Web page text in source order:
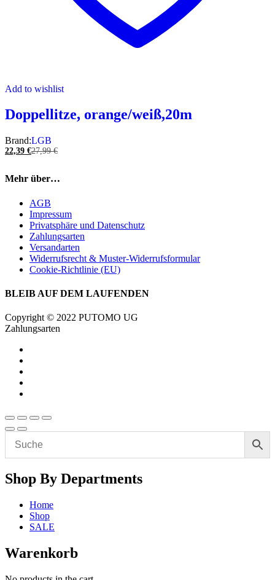
Add to wishlist
Doppellitze, orange/weiß,20m
Brand:LGB
22,39 €27,99€
Mehr über…
AGB
Impressum
Privatsphäre und Datenschutz
Zahlungsarten
Versandarten
Widerrufsrecht & Muster-Widerrufsformular
Cookie-Richtlinie (EU)
BLEIB AUF DEM LAUFENDEN
Copyright © 2022 PUTOMO UG
Zahlungsarten
Shop By Departments
Home
Shop
SALE
Warenkorb